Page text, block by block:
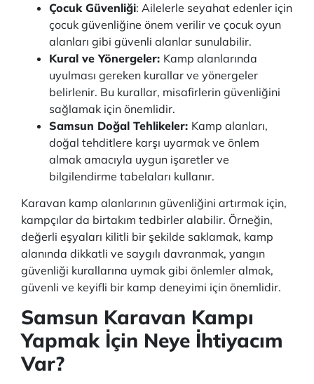
Çocuk Güvenliği: Ailelerle seyahat edenler için
çocuk güvenliğine önem verilir ve çocuk oyun
alanları gibi güvenli alanlar sunulabilir.
Kural ve Yönergeler: Kamp alanlarında
uyulması gereken kurallar ve yönergeler
belirlenir. Bu kurallar, misafirlerin güvenliğini
sağlamak için önemlidir.
Samsun Doğal Tehlikeler: Kamp alanları,
doğal tehditlere karşı uyarmak ve önlem
almak amacıyla uygun işaretler ve
bilgilendirme tabelaları kullanır.
Karavan kamp alanlarının güvenliğini artırmak için,
kampçılar da birtakım tedbirler alabilir. Örneğin,
değerli eşyaları kilitli bir şekilde saklamak, kamp
alanında dikkatli ve saygılı davranmak, yangın
güvenliği kurallarına uymak gibi önlemler almak,
güvenli ve keyifli bir kamp deneyimi için önemlidir.
Samsun Karavan Kampı
Yapmak İçin Neye İhtiyacım
Var?